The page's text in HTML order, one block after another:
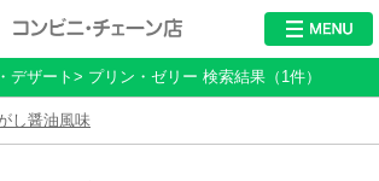
レストラン・チ
デザート> プリン・ゼリー 検索結果（1件）
し醤油風味